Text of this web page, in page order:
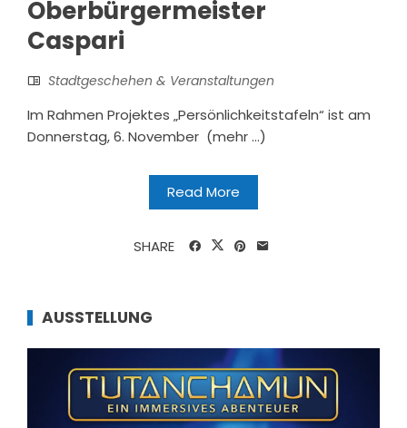
Oberbürgermeister
Caspari
Stadtgeschehen & Veranstaltungen
Im Rahmen Projektes „Persönlichkeitstafeln“ ist am
Donnerstag, 6. November (mehr …)
Read More
SHARE
AUSSTELLUNG